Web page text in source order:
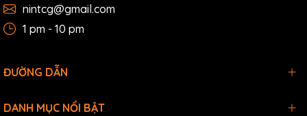
nintcg@gmail.com
1 pm - 10 pm
ĐƯỜNG DẪN
DANH MỤC NỔI BẬT